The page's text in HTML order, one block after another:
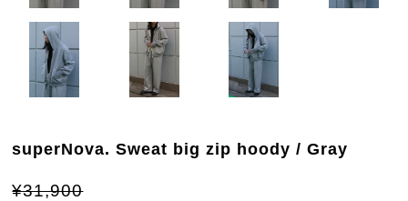
superNova. Sweat big zip hoody / Gray
¥31,900